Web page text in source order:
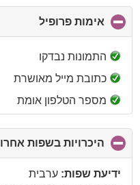
אימות פרופיל
to
התמונות נבדקו
כתובת מייל מאושרת
מספר הטלפון אומת
היכרויות בשפות
ידיעת שפות: ערבית